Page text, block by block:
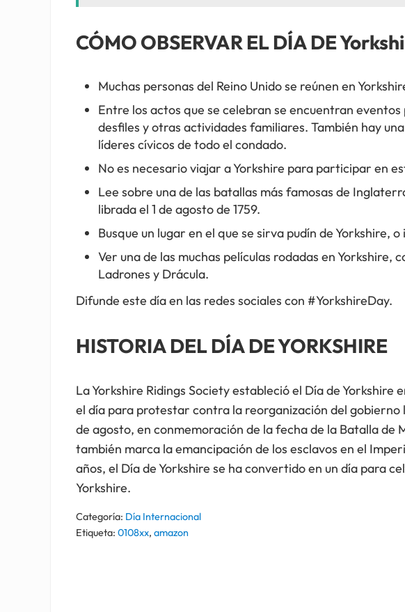
CÓMO OBSERVAR EL DÍA DE
Muchas personas del Reino Unido se reúnen en
Entre los actos que se celebran se encuentran
desfiles y otras actividades familiares. También hay
líderes cívicos de todo el condado.
No es necesario viajar a Yorkshire para participar en
Lee sobre una de las batallas más famosas de
librada el 1 de agosto de 1759.
Busque un lugar en el que se sirva pudín de Yorkshire,
Ver una de las muchas películas rodadas en Yorkshire,
Ladrones y Drácula.
Difunde este día en las redes sociales con #YorkshireDay.
HISTORIA DEL DÍA DE YORKSHIRE
La Yorkshire Ridings Society estableció el Día de Yorkshire
el día para protestar contra la reorganización del gobierno
de agosto, en conmemoración de la fecha de la Batalla de
también marca la emancipación de los esclavos en el
años, el Día de Yorkshire se ha convertido en un día para
Yorkshire.
Categoría: Día Internacional
Etiqueta:0108xx,amazon